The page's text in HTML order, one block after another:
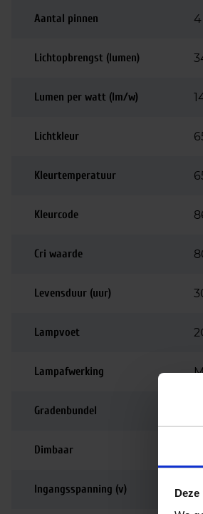
Aantal pinnen
Lichtopbrengst (lumen)
Lumen per watt (lm/w)
Lichtkleur
Kleurtemperatuur
Kleurcode
Cri waarde
Levensduur (uur)
Lampvoet
Lampafwerking
Gradenbundel
Dimbaar
Ingangsspanning (v)